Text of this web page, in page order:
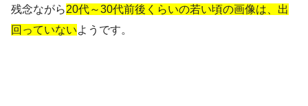
残念ながら20代～30代前後くらいの若い頃の画像は、出
回っていないようです。